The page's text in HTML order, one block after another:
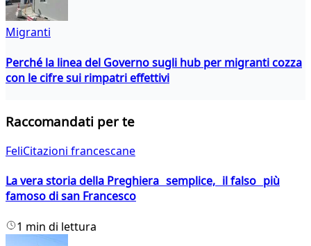
Migranti
Perché la linea del Governo sugli hub per migranti cozza
con le cifre sui rimpatri effettivi
Raccomandati per te
FeliCitazioni francescane
La vera storia della Preghiera semplice, il falso più
famoso di san Francesco
1 min di lettura